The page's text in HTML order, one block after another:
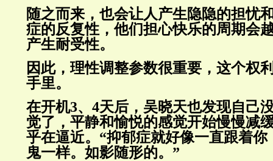
随之而来，也会让人产生隐隐的担忧
症的反复性，他们担心快乐的周期会
产生耐受性。
因此，理性调整参数很重要，这个权
手里。
在开机3、4天后，吴晓天也发现自己
觉了，平静和愉悦的感觉开始慢慢减
乎在逼近。“抑郁症就好像一直跟着
鬼一样。如影随形的。”